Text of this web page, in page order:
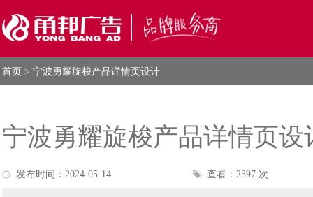
首页 > 宁波勇耀旋梭产品详情页设计
宁波勇耀旋梭产品详情页设
发布时间：2024-05-14 查看：2397 次